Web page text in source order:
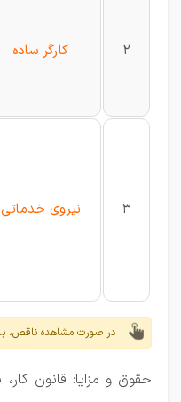
2 کارگر ساده
3 نیروی خدماتی
در صورت مشاهده ناقص،
حقوق و مزایا: قانون